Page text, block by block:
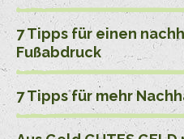
7 Tipps für einen
Fußabdruck
7 Tipps für mehr